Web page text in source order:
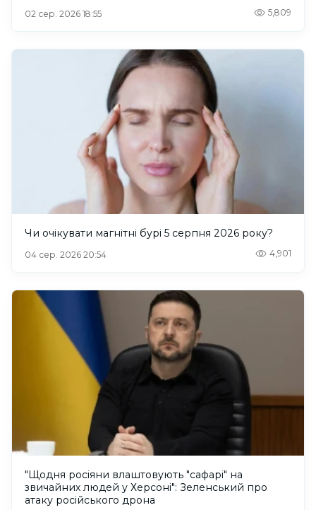
02 сер. 2026 18:55 5,809
Чи очікувати магнітні бурі 5 серпня 2026 року?
04 сер. 2026 20:54 4,901
"Щодня росіяни влаштовують "сафарі" на
звичайних людей у Херсоні": Зеленський про
атаку російського дрона